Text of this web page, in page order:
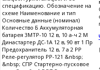
спецификацию. Обозначение на
схеме Наименование и тип
Основные данные (номинал)
Количество Б Аккумуляторная
батарея 3МТР-10 12 в, 10 а-ч 2 М
Династартер ДС-1А 12 в, 90 вт 1 Пр
Предохранитель 12 в, 7 а 2 РР
Реле-регулятор РР-121 &nbsp;
&nbsp; СПР Стартерно-пусковое